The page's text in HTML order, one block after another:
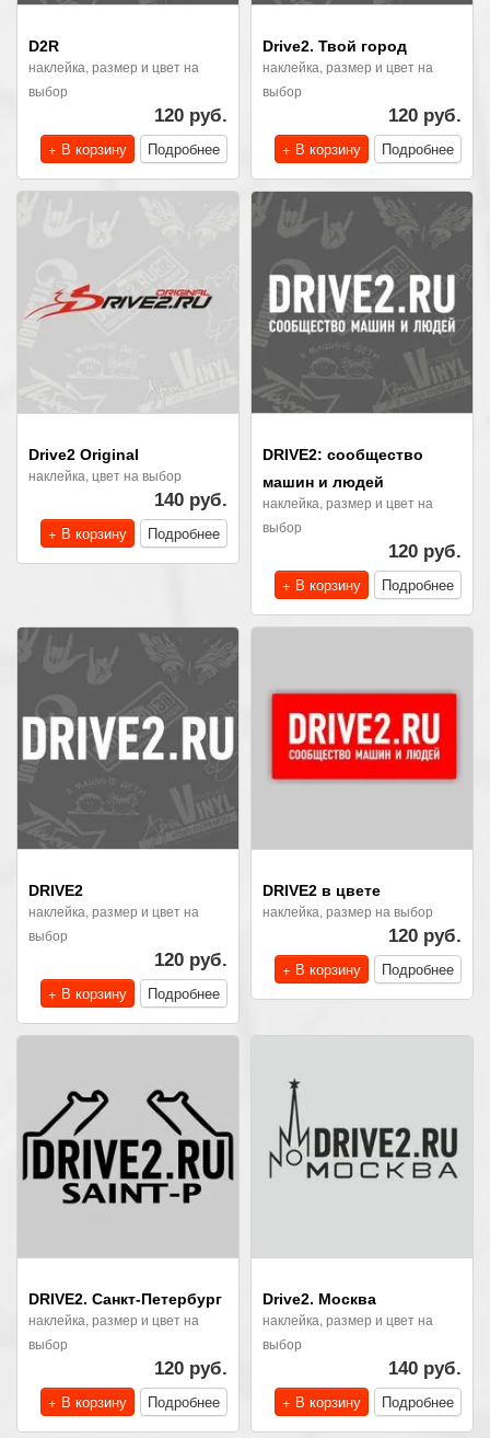
D2R
наклейка, размер и цвет на
выбор
120 руб.
+ В корзину
Подробнее
Drive2. Твой город
наклейка, размер и цвет на
выбор
120 руб.
+ В корзину
Подробнее
Drive2 Original
наклейка, цвет на выбор
140 руб.
+ В корзину
Подробнее
DRIVE2: сообщество
машин и людей
наклейка, размер и цвет на
выбор
120 руб.
+ В корзину
Подробнее
DRIVE2
наклейка, размер и цвет на
выбор
120 руб.
+ В корзину
Подробнее
DRIVE2 в цвете
наклейка, размер на выбор
120 руб.
+ В корзину
Подробнее
DRIVE2. Санкт-Петербург
наклейка, размер и цвет на
выбор
120 руб.
+ В корзину
Подробнее
Drive2. Москва
наклейка, размер и цвет на
выбор
140 руб.
+ В корзину
Подробнее